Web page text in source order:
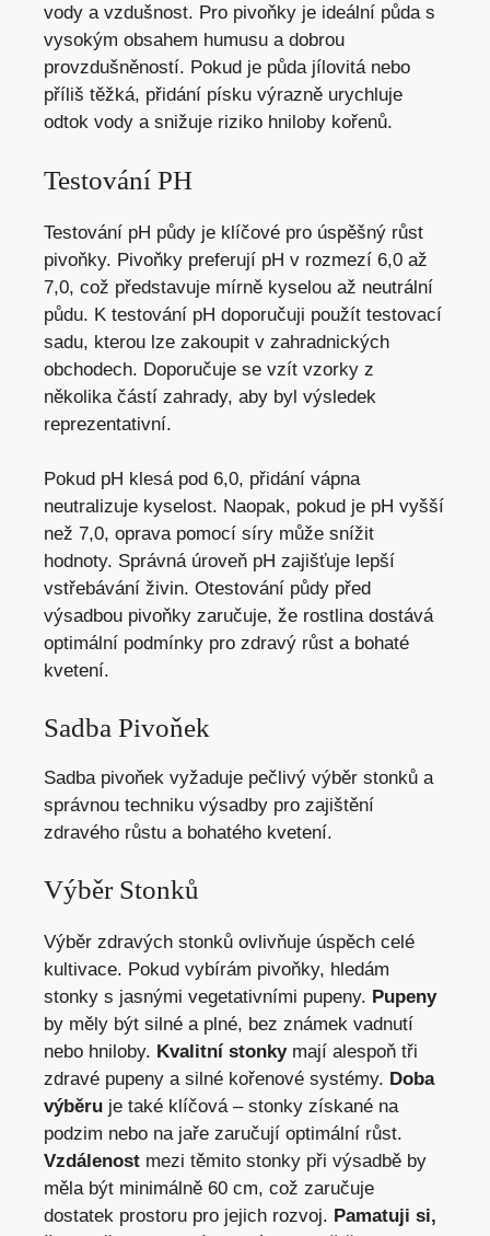
vody a vzdušnost. Pro pivoňky je ideální půda s
vysokým obsahem humusu a dobrou
provzdušněností. Pokud je půda jílovitá nebo
příliš těžká, přidání písku výrazně urychluje
odtok vody a snižuje riziko hniloby kořenů.
Testování PH
Testování pH půdy je klíčové pro úspěšný růst
pivoňky. Pivoňky preferují pH v rozmezí 6,0 až
7,0, což představuje mírně kyselou až neutrální
půdu. K testování pH doporučuji použít testovací
sadu, kterou lze zakoupit v zahradnických
obchodech. Doporučuje se vzít vzorky z
několika částí zahrady, aby byl výsledek
reprezentativní.
Pokud pH klesá pod 6,0, přidání vápna
neutralizuje kyselost. Naopak, pokud je pH vyšší
než 7,0, oprava pomocí síry může snížit
hodnoty. Správná úroveň pH zajišťuje lepší
vstřebávání živin. Otestování půdy před
výsadbou pivoňky zaručuje, že rostlina dostává
optimální podmínky pro zdravý růst a bohaté
kvetení.
Sadba Pivoňek
Sadba pivoňek vyžaduje pečlivý výběr stonků a
správnou techniku výsadby pro zajištění
zdravého růstu a bohatého kvetení.
Výběr Stonků
Výběr zdravých stonků ovlivňuje úspěch celé
kultivace. Pokud vybírám pivoňky, hledám
stonky s jasnými vegetativními pupeny. Pupeny
by měly být silné a plné, bez známek vadnutí
nebo hniloby. Kvalitní stonkymají alespoň tři
zdravé pupeny a silné kořenové systémy. Doba
výběru je také klíčová – stonky získané na
podzim nebo na jaře zaručují optimální růst.
Vzdálenost mezi těmito stonky při výsadbě by
měla být minimálně 60 cm, což zaručuje
dostatek prostoru pro jejich rozvoj. Pamatuji si,